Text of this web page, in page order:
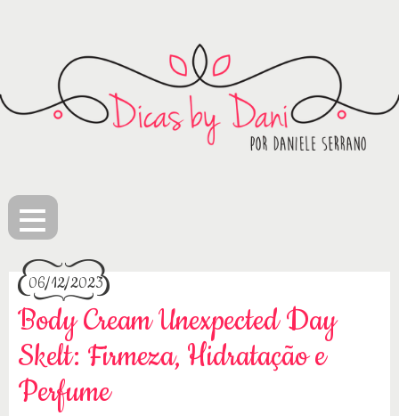
≡
06/12/2023
Body Cream Unexpected Day
Skelt: Firmeza, Hidratação e
Perfume